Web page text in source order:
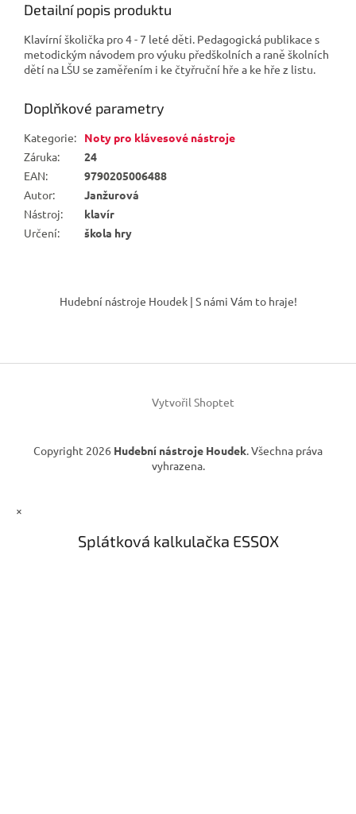
Detailní popis produktu
Klavírní školička pro 4 - 7 leté děti. Pedagogická publikace s
metodickým návodem pro výuku předškolních a raně školních
dětí na LŠU se zaměřením i ke čtyřruční hře a ke hře z listu.
Doplňkové parametry
Kategorie:
Noty pro klávesové nástroje
Záruka:
24
EAN:
9790205006488
Autor:
Janžurová
Nástroj:
klavír
Určení: škola hry
í
Hudební nástroje Houdek | S námi Vám to hraje!
Vytvořil Shoptet
Copyright 2026 Hudební nástroje Houdek. Všechna práva
vyhrazena.
×
Splátková kalkulačka ESSOX